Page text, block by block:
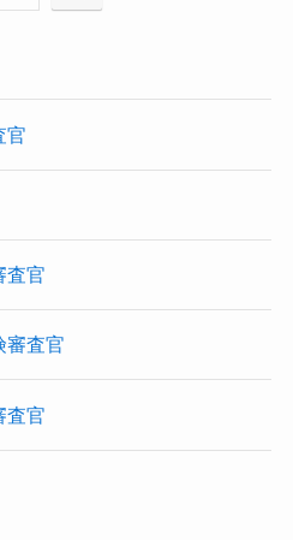
官
査官
査官
官